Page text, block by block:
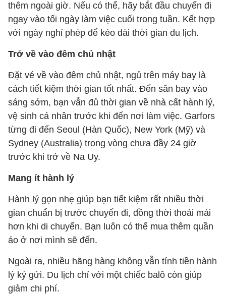
thêm ngoài giờ. Nếu có thể, hãy bắt đầu chuyến đi
ngay vào tối ngày làm việc cuối trong tuần. Kết hợp
với ngày nghỉ phép để kéo dài thời gian du lịch.
Trở về vào đêm chủ nhật
Đặt vé về vào đêm chủ nhật, ngủ trên máy bay là
cách tiết kiệm thời gian tốt nhất. Đến sân bay vào
sáng sớm, bạn vẫn đủ thời gian về nhà cất hành lý,
vệ sinh cá nhân trước khi đến nơi làm việc. Garfors
từng đi đến Seoul (Hàn Quốc), New York (Mỹ) và
Sydney (Australia) trong vòng chưa đầy 24 giờ
trước khi trở về Na Uy.
Mang ít hành lý
Hành lý gọn nhẹ giúp bạn tiết kiệm rất nhiều thời
gian chuẩn bị trước chuyến đi, đồng thời thoải mái
hơn khi di chuyển. Bạn luôn có thể mua thêm quần
áo ở nơi mình sẽ đến.
Ngoài ra, nhiều hãng hàng không vẫn tính tiền hành
lý ký gửi. Du lịch chỉ với một chiếc balô còn giúp
giảm chi phí.